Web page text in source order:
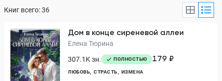
Книг всего: 36
Дом в конце сиреневой аллеи
Елена Тюрина
307.1K зн.
ПОЛНОСТЬЮ 179 ₽
ЛЮБОВЬ СТРАСТЬ ИЗМЕНА